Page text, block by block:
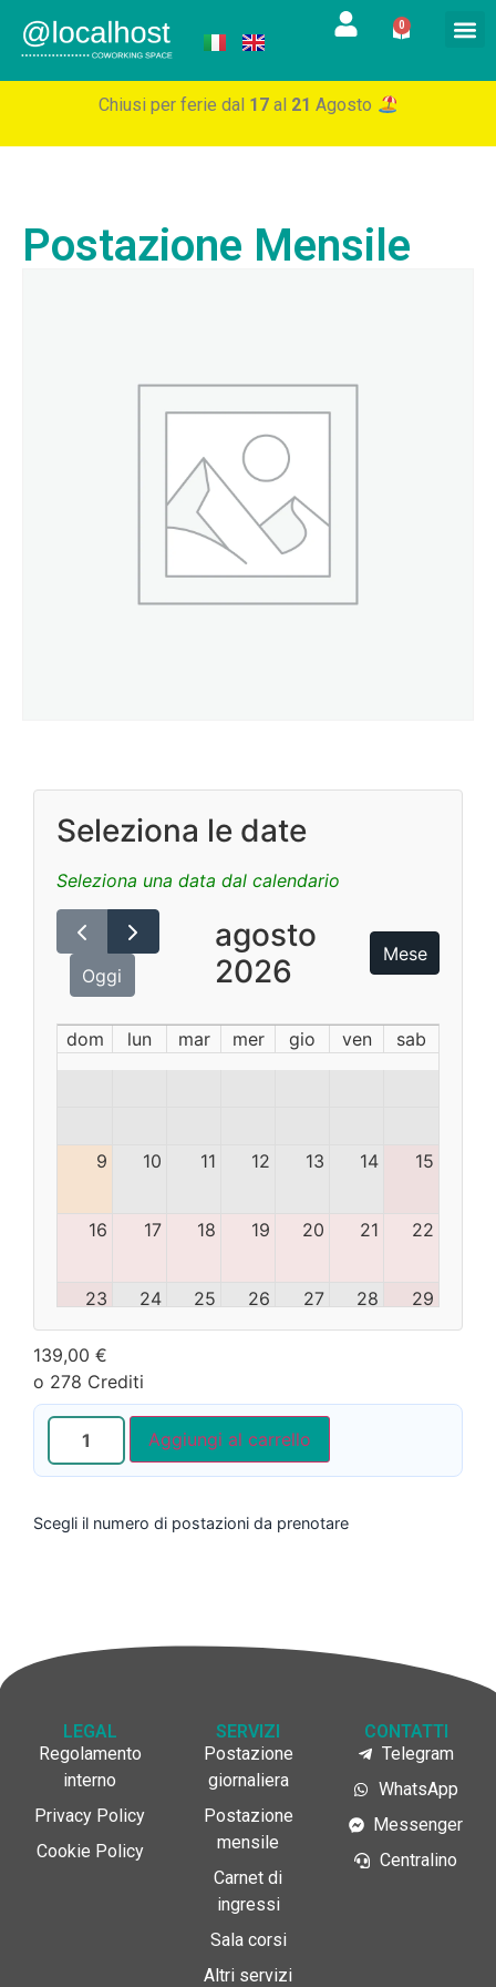
0
Chiusi per ferie dal 17 al 21 Agosto
Postazione Mensile
Seleziona le date
Seleziona una data dal calendario
Oggi
agosto
2026
Mese
dom lun mar mer gio ven sab
9 10 11 12 13 14 15
16 17 18 19 20 21 22
23 24 25 26 27 28 29
30
139,00 €
o 278 Crediti
Aggiungi al carrello
Scegli il numero di postazioni da prenotare
LEGAL
Regolamento
interno
Privacy Policy
Cookie Policy
SERVIZI
Postazione
giornaliera
Postazione
mensile
Carnet di
ingressi
Sala corsi
Altri servizi
CONTATTI
Telegram
WhatsApp
Messenger
Centralino